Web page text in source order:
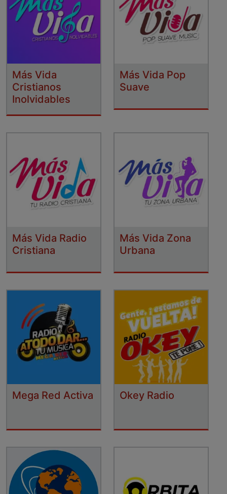
Más Vida
Cristianos
Inolvidables
Más Vida Pop
Suave
Más Vida Radio
Cristiana
Más Vida Zona
Urbana
Mega Red Activa Okey Radio